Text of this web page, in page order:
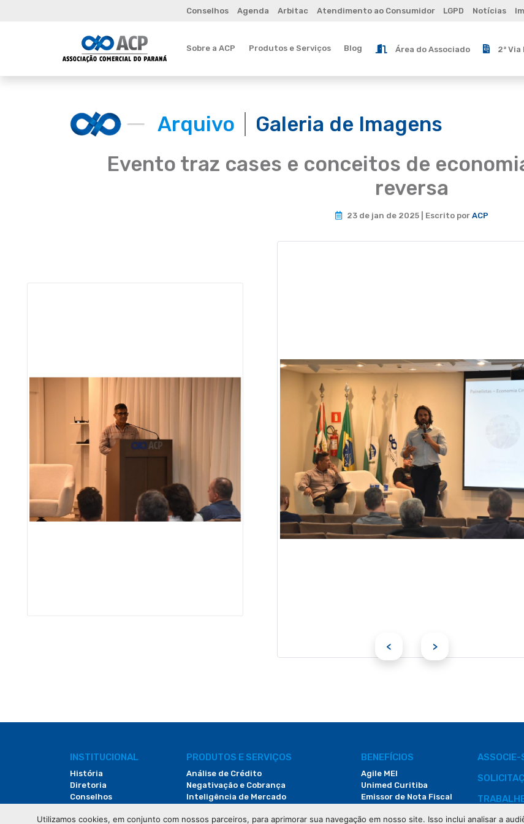
Conselhos Agenda Arbitac Atendimento ao Consumidor LGPD Notícias
Sobre a ACP Produtos e Serviços Blog Área do Associado 2ª
Arquivo Galeria de Imagens
Evento traz cases e conceitos de
reversa
23 de jan de 2025 | Escrito por ACP
< >
INSTITUCIONAL
História
Diretoria
Conselhos
Notícias
PRODUTOS E SERVIÇOS
Análise de Crédito
Negativação e Cobrança
Inteligência de Mercado
Valida ID
BENEFÍCIOS
Agile MEI
Unimed Curitiba
Emissor de Nota Fiscal
Faculdade do Comércio
ASSOCIE-
CONTATO
Utilizamos cookies, em conjunto com nossos parceiros, para aprimorar sua navegação em nosso site. Isso inclui analisar a